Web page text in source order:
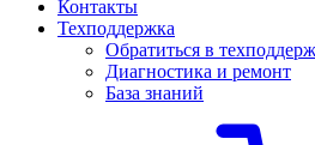
Контакты
Техподдержка
Обратиться в
Диагностика и ремонт
База знаний